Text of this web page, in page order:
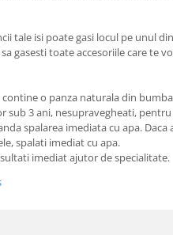
tale isi poate gasi locul pe unul
gasesti toate accesoriile care te
o panza naturala din
sub 3 ani, nesupravegheati,
spalarea imediata cu apa.
spalati imediat cu apa.
imediat ajutor de specialitate.